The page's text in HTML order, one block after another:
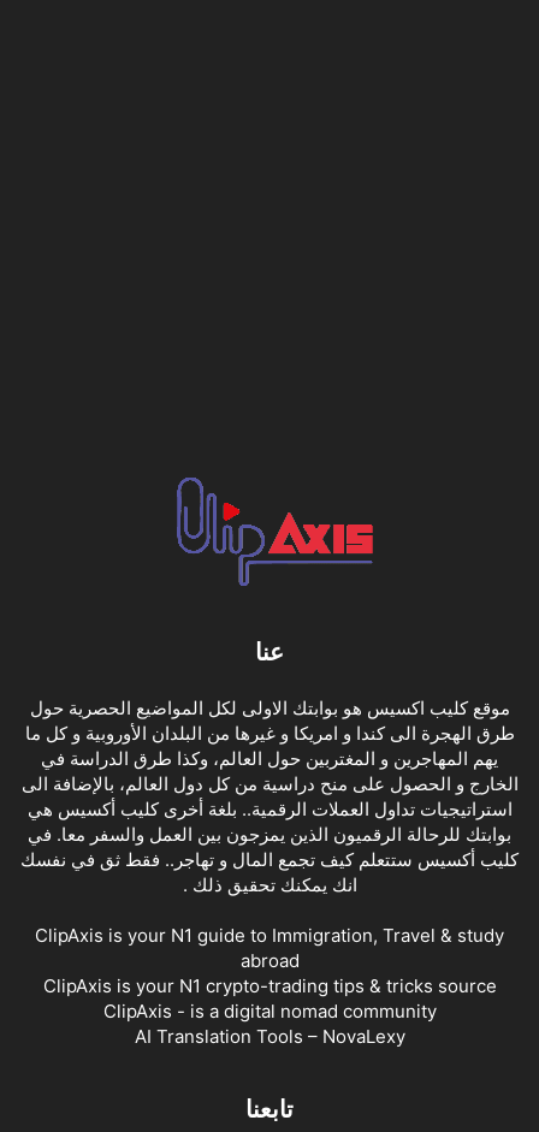
عنا
موقع كليب اكسيس هو بوابتك الاولى لكل المواضيع الحصرية حول
طرق الهجرة الى كندا و امريكا و غيرها من البلدان الأوروبية و كل ما
يهم المهاجرين و المغتربين حول العالم، وكذا طرق الدراسة في
الخارج و الحصول على منح دراسية من كل دول العالم، بالإضافة الى
استراتيجيات تداول العملات الرقمية.. بلغة أخرى كليب أكسيس هي
بوابتك للرحالة الرقميون الذين يمزجون بين العمل والسفر معا. في
كليب أكسيس ستتعلم كيف تجمع المال و تهاجر.. فقط ثق في نفسك
انك يمكنك تحقيق ذلك .
ClipAxis is your N1 guide to Immigration, Travel & study
abroad
ClipAxis is your N1 crypto-trading tips & tricks source
ClipAxis - is a digital nomad community
AI Translation Tools – NovaLexy
تابعنا